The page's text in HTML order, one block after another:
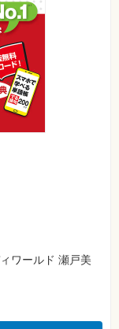
ワールド 瀬戸美